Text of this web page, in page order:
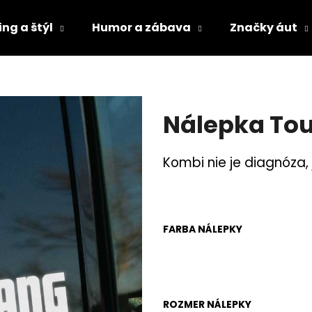
a štýl Humor a zábava Značky áut
Nálepka
Kombi nie je
FARBA NÁLEPKY
ROZMER NÁLEPKY
HĽADAŤ
Odporúčame